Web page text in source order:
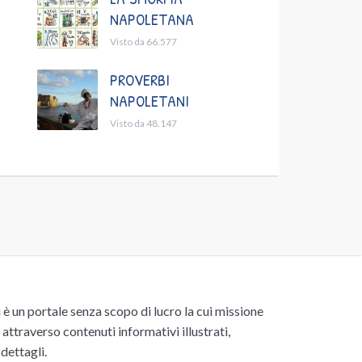
NAPOLETANA
Visto da 66.577
PROVERBI
NAPOLETANI
Visto da 48.147
portale senza scopo di lucro la cui missione
attraverso contenuti informativi illustrati,